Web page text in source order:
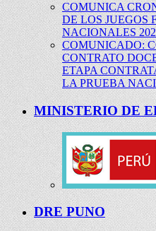
COMUNICA
DE LOS JUEGOS
NACIONALES
COMUNICADO:
CONTRATO
ETAPA
LA PRUEBA
MINISTERIO DE
DRE PUNO